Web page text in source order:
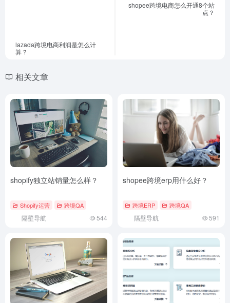
lazada跨境电商利润是怎么计
算？
shopee跨境电商怎么开通8个站
点？
相关文章
shopify独立站销量怎么样？
Shopify运营 跨境QA
隔壁导航 544
shopee跨境erp用什么好？
跨境ERP 跨境QA
隔壁导航 591